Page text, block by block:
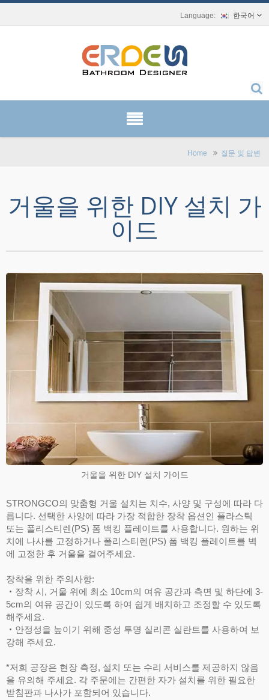
한국어
Home 질문 및 답변
거울을 위한 DIY 설치 가
이드
거울을 위한 DIY 설치 가이드
STRONGCO의 맞춤형 거울 설치는 치수, 사양 및 구성에 따라 다
릅니다. 선택한 사양에 따라 가장 적합한 장착 옵션인 플라스틱
또는 폴리스티렌(PS) 폼 백킹 플레이트를 사용합니다. 원하는 위
치에 나사를 고정하거나 폴리스티렌(PS) 폼 백킹 플레이트를 벽
에 고정한 후 거울을 걸어주세요.
장착을 위한 주의사항:
‧장착 시, 거울 위에 최소 10cm의 여유 공간과 측면 및 하단에 3-
5cm의 여유 공간이 있도록 하여 쉽게 배치하고 조정할 수 있도록
해주세요.
‧안정성을 높이기 위해 중성 투명 실리콘 실란트를 사용하여 보
강해 주세요.
*저희 공장은 현장 측정, 설치 또는 수리 서비스를 제공하지 않음
을 유의해 주세요. 각 주문에는 간편한 자가 설치를 위한 필요한
받침판과 나사가 포함되어 있습니다.